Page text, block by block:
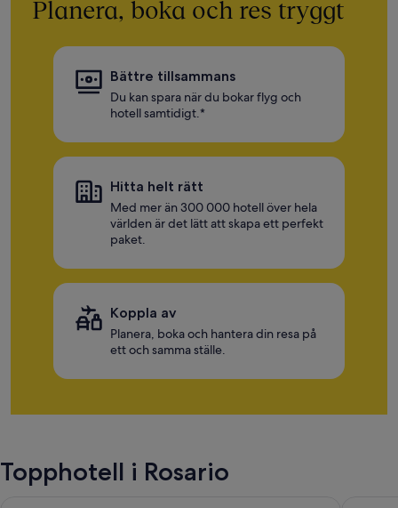
Planera, boka och res tryggt
Bättre tillsammans
Du kan spara när du bokar flyg och
hotell samtidigt.*
Hitta helt rätt
Med mer än 300 000 hotell över hela
världen är det lätt att skapa ett perfekt
paket.
Koppla av
Planera, boka och hantera din resa på
ett och samma ställe.
Topphotell i Rosario